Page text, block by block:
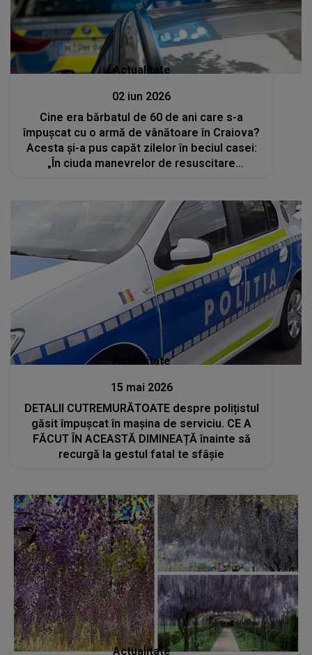
Actualitate
02 iun 2026
Cine era bărbatul de 60 de ani care s-a
împușcat cu o armă de vânătoare în Craiova?
Acesta și-a pus capăt zilelor în beciul casei:
„În ciuda manevrelor de resuscitare
Actualitate
15 mai 2026
DETALII CUTREMURĂTOATE despre polițistul
găsit împușcat în mașina de serviciu. CE A
FĂCUT ÎN ACEASTĂ DIMINEAȚĂ înainte să
recurgă la gestul fatal te sfâșie
Actualitate